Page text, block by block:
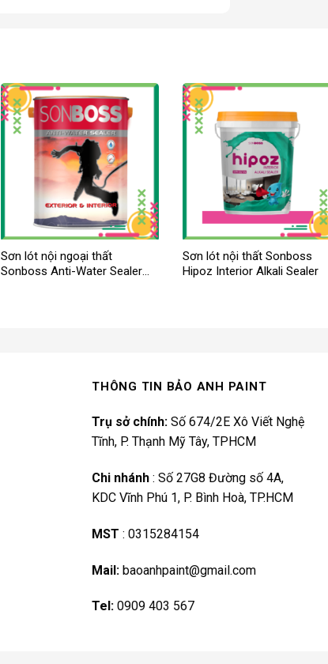
Sơn lót nội ngoại thất
Sonboss Anti-Water Sealer
Sơn lót nội thất Sonboss
Hipoz Interior Alkali Sealer
THÔNG TIN BẢO ANH PAINT
Trụ sở chính: Số 674/2E Xô Viết Nghệ
Tĩnh, P. Thạnh Mỹ Tây, TPHCM
Chi nhánh : Số 27G8 Đường số 4A,
KDC Vĩnh Phú 1, P. Bình Hoà, TP.HCM
MST : 0315284154
Mail: baoanhpaint@gmail.com
Tel: 0909 403 567